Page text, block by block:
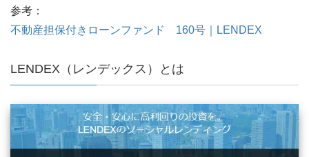
参考：
不動産担保付きローンファンド 160号｜LENDEX
LENDEX（レンデックス）とは